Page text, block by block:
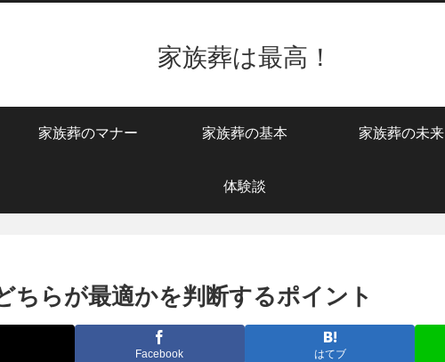
家族葬は最高！
家族葬のマナー 家族葬の基本 家族葬の未来
体験談
ちらが最適かを判断するポイント
Facebook はてブ